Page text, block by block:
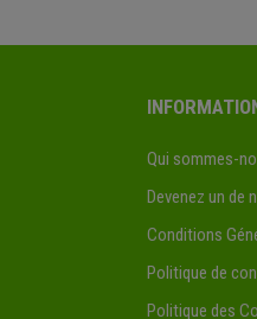
Qui sommes-
Devenez un de
Conditions
Politique de
Politique des